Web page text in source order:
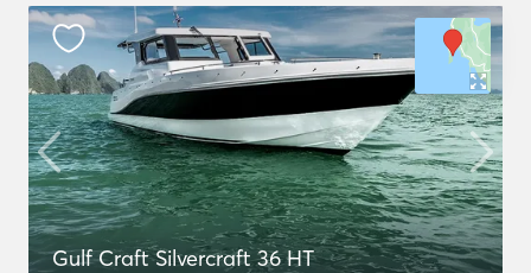
Gulf Craft Silvercraft 36 HT